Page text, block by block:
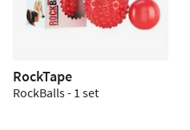
RockTape
RockBalls - 1 set